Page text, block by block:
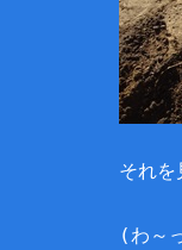
それを
(わ～